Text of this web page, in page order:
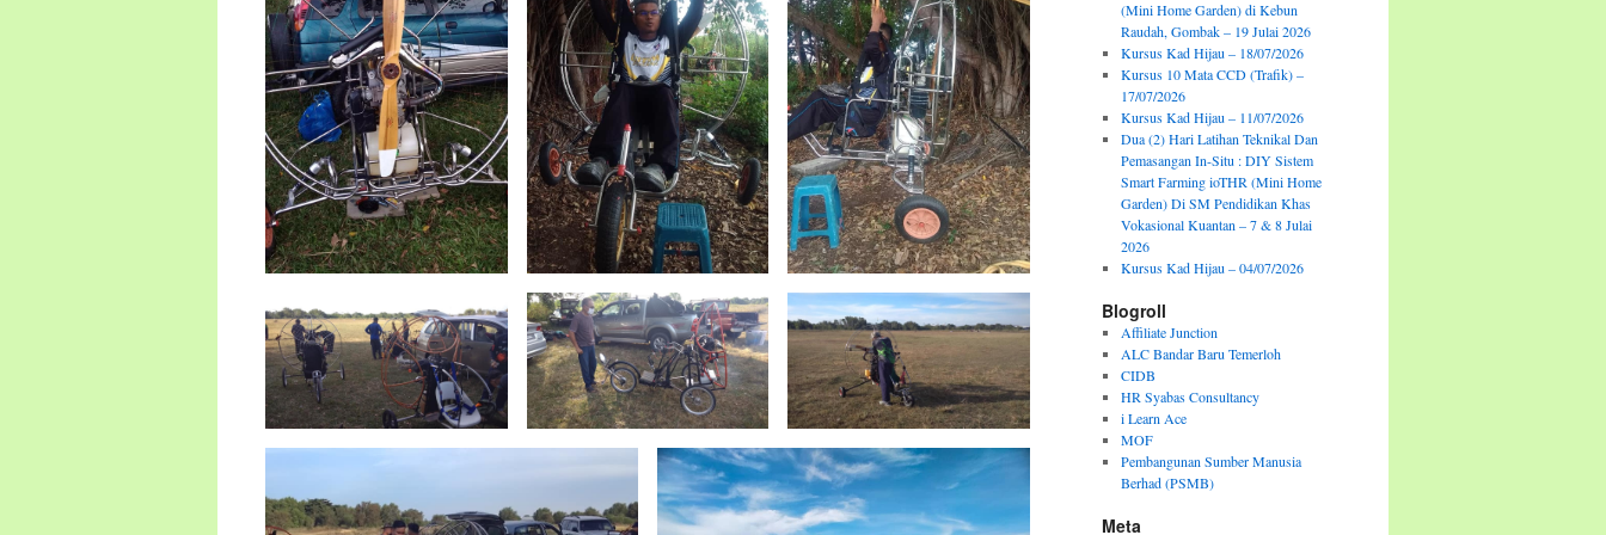
(Mini Home Garden) di Kebun
Raudah, Gombak – 19 Julai 2026
Kursus Kad Hijau – 18/07/2026
Kursus 10 Mata CCD (Trafik) –
17/07/2026
Kursus Kad Hijau – 11/07/2026
Dua (2) Hari Latihan Teknikal Dan
Pemasangan In-Situ : DIY Sistem
Smart Farming ioTHR (Mini Home
Garden) Di SM Pendidikan Khas
Vokasional Kuantan – 7 & 8 Julai
2026
Kursus Kad Hijau – 04/07/2026
Blogroll
Affiliate Junction
ALC Bandar Baru Temerloh
CIDB
HR Syabas Consultancy
i Learn Ace
MOF
Pembangunan Sumber Manusia
Berhad (PSMB)
Meta